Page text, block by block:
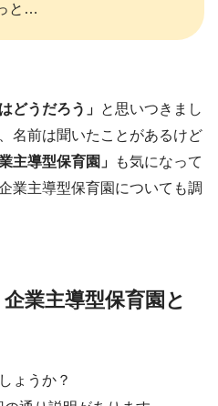
と…
どうだろう」 と思いつきまし
名前は聞いたことがあるけど
業主導型保育園」
も気になって
業主導型保育園についても調
業主導型保育園と
ょうか？